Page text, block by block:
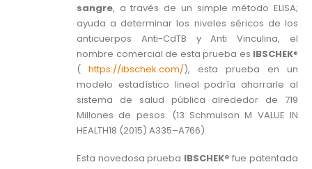
sangre, a través de un simple método ELISA;
ayuda a determinar los niveles séricos de los
anticuerpos Anti-CdTB y Anti Vinculina, el
nombre comercial de esta prueba es IBSCHEK®
( https://ibschek.com/), esta prueba en un
modelo estadístico lineal podría ahorrarle al
sistema de salud pública alrededor de 719
Millones de pesos. (13 Schmulson M VALUE IN
HEALTH18 (2015) A335–A766).
Esta novedosa prueba IBSCHEK® fue patentada